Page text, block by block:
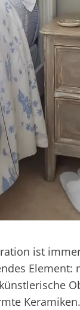
ist
Element: